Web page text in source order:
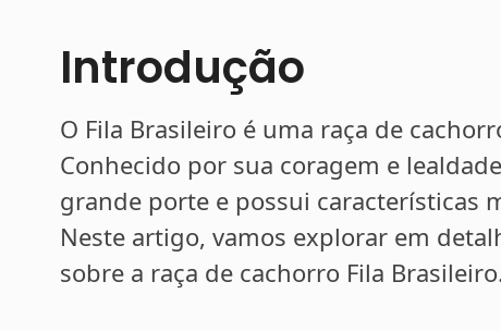
Introdução
O Fila Brasileiro é uma raça de
Conhecido por sua coragem e
grande porte e possui características
Neste artigo, vamos explorar em
sobre a raça de cachorro Fila